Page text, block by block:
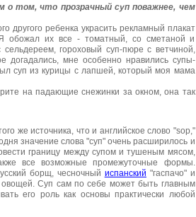
о том, что прозрачный суп поважнее, чем
другого ребенка украсить рекламный плакат
обожал их все - томатный, со сметаной и
гороховый суп-пюре с ветчиной,
догадались, мне особенно нравились супы-
суп из курицы с лапшей, который моя мама
на падающие снежинки за окном, она так
же источника, что и английское слово "sop,"
значение слова "суп" очень расширилось и
границу между супом и тушеным мясом,
все возможные промежуточные формы.
борщ, чесночный испанский "гаспачо" и
Суп сам по себе может быть главным
его роль как основы практически любой